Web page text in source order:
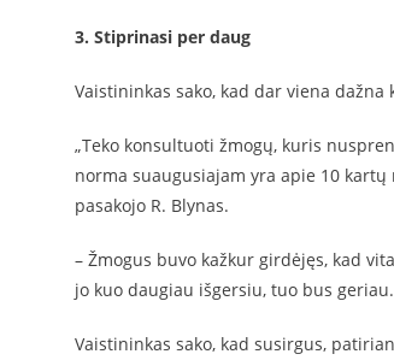
3. Stiprinasi per daug
Vaistininkas sako, kad dar viena
„Teko konsultuoti žmogų, kuris
norma suaugusiajam yra apie 10 kartų
pasakojo R. Blynas.
– Žmogus buvo kažkur girdėjęs, kad
jo kuo daugiau išgersiu, tuo bus
Vaistininkas sako, kad susirgus,